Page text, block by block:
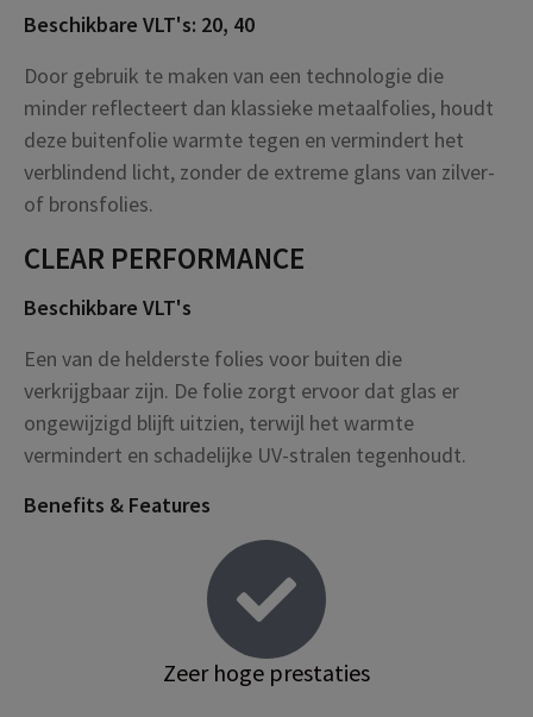
Beschikbare VLT's: 20, 40
Door gebruik te maken van een technologie die
minder reflecteert dan klassieke metaalfolies, houdt
deze buitenfolie warmte tegen en vermindert het
verblindend licht, zonder de extreme glans van zilver-
of bronsfolies.
CLEAR PERFORMANCE
Beschikbare VLT's
Een van de helderste folies voor buiten die
verkrijgbaar zijn. De folie zorgt ervoor dat glas er
ongewijzigd blijft uitzien, terwijl het warmte
vermindert en schadelijke UV-stralen tegenhoudt.
Benefits & Features
Zeer hoge prestaties